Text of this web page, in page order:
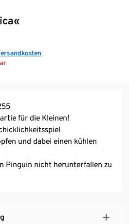
für die Kleinen!
und dabei einen kühlen
Pinguin nicht herunterfallen zu